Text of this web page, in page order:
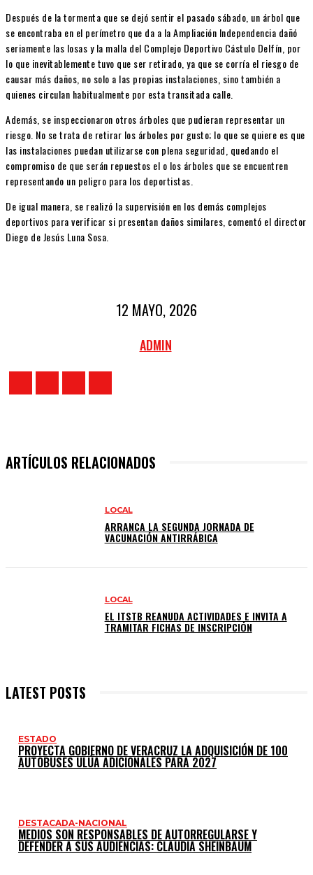
Después de la tormenta que se dejó sentir el pasado sábado, un árbol que
se encontraba en el perímetro que da a la Ampliación Independencia dañó
seriamente las losas y la malla del Complejo Deportivo Cástulo Delfín, por
lo que inevitablemente tuvo que ser retirado, ya que se corría el riesgo de
causar más daños, no solo a las propias instalaciones, sino también a
quienes circulan habitualmente por esta transitada calle.
Además, se inspeccionaron otros árboles que pudieran representar un
riesgo. No se trata de retirar los árboles por gusto; lo que se quiere es que
las instalaciones puedan utilizarse con plena seguridad, quedando el
compromiso de que serán repuestos el o los árboles que se encuentren
representando un peligro para los deportistas.
De igual manera, se realizó la supervisión en los demás complejos
deportivos para verificar si presentan daños similares, comentó el director
Diego de Jesús Luna Sosa.
12 MAYO, 2026
ADMIN
ARTÍCULOS RELACIONADOS
LOCAL
ARRANCA LA SEGUNDA JORNADA DE
VACUNACIÓN ANTIRRÁBICA
LOCAL
EL ITSTB REANUDA ACTIVIDADES E INVITA A
TRAMITAR FICHAS DE INSCRIPCIÓN
LATEST POSTS
ESTADO
PROYECTA GOBIERNO DE VERACRUZ LA ADQUISICIÓN DE 100
AUTOBUSES ULÚA ADICIONALES PARA 2027
DESTACADA-NACIONAL
MEDIOS SON RESPONSABLES DE AUTORREGULARSE Y
DEFENDER A SUS AUDIENCIAS: CLAUDIA SHEINBAUM